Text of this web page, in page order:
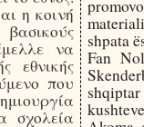
η κοινή
να
εθνικής
που
σχολεία
shpata
Fan